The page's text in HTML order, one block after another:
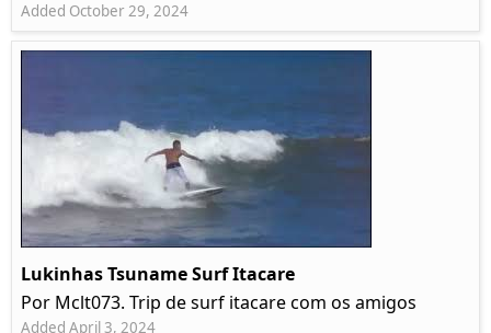
Added October 29, 2024
Lukinhas Tsuname Surf Itacare
Por Mclt073. Trip de surf itacare com os amigos
Added April 3, 2024